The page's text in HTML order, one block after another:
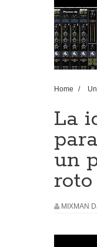
Home /
La
un
roto
MIXMAN